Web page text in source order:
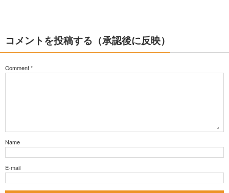
コメントを投稿する（承認後に反映）
Comment*
Name
E-mail